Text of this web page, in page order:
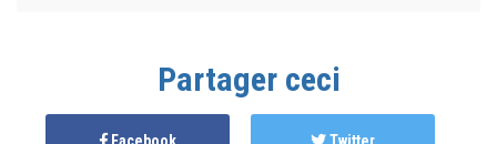
Partager ceci